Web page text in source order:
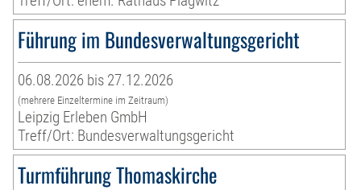
Führung im Bundesverwaltungsgericht
06.08.2026 bis 27.12.2026
(mehrere Einzeltermine im Zeitraum)
Leipzig Erleben GmbH
Treff/Ort: Bundesverwaltungsgericht
Turmführung Thomaskirche